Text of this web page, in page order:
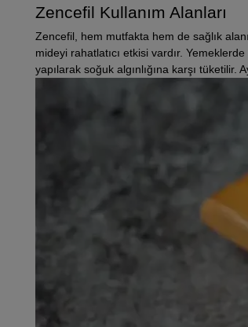
Zencefil Kullanım Alanları
Zencefil, hem mutfakta hem de sağlık
mideyi rahatlatıcı etkisi vardır.
yapılarak soğuk algınlığına karşı tüketilir.